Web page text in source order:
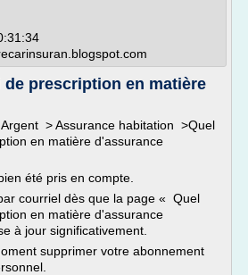
de prescription en matière
> Assurance habitation >Quel
en matière d'assurance
été pris en compte.
courriel dès que la page « Quel
en matière d'assurance
à jour significativement.
supprimer votre abonnement